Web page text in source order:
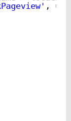
, u])